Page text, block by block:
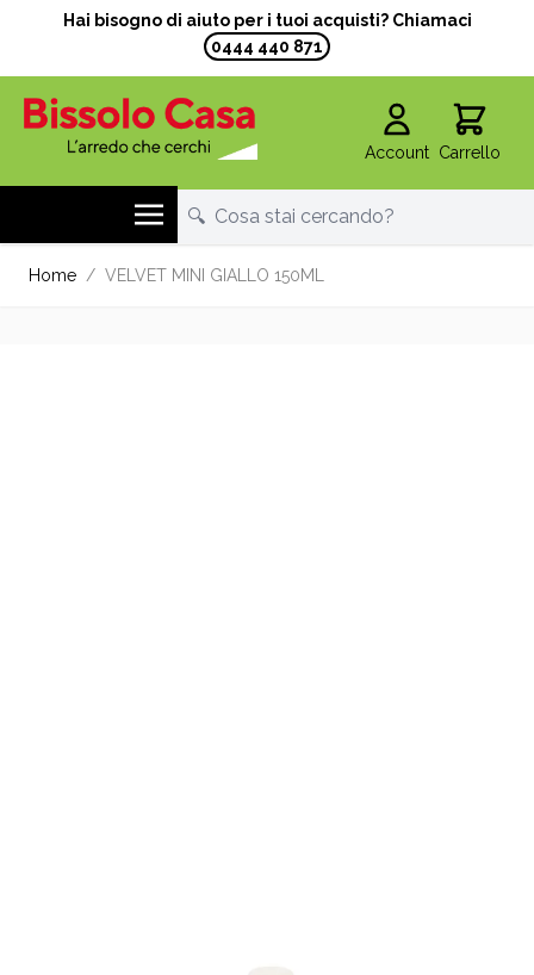
Hai bisogno di aiuto per i tuoi acquisti? Chiamaci
0444 440 871
Account Carrello
Home / VELVET MINI GIALLO 150ML